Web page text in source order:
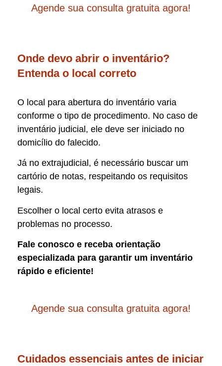
Agende sua consulta gratuita agora!
Onde devo abrir o inventário?
Entenda o local correto
O local para abertura do inventário varia
conforme o tipo de procedimento. No caso de
inventário judicial, ele deve ser iniciado no
domicílio do falecido.
Já no extrajudicial, é necessário buscar um
cartório de notas, respeitando os requisitos
legais.
Escolher o local certo evita atrasos e
problemas no processo.
Fale conosco e receba orientação
especializada para garantir um inventário
rápido e eficiente!
Agende sua consulta gratuita agora!
Cuidados essenciais antes de iniciar